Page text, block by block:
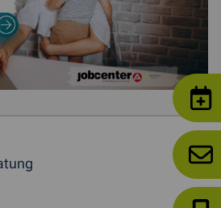
Informationen